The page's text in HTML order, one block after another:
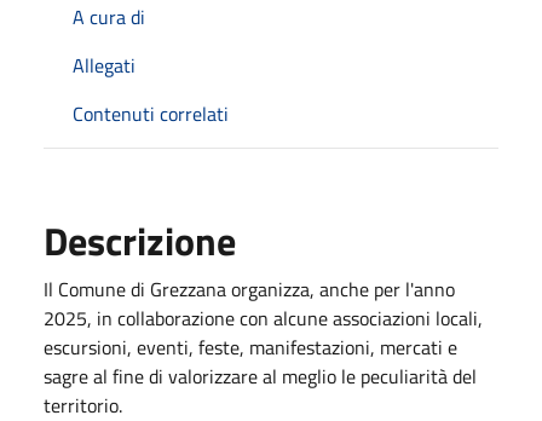
A cura di
Allegati
Contenuti correlati
Descrizione
Il Comune di Grezzana organizza, anche per l'anno
2025, in collaborazione con alcune associazioni locali,
escursioni, eventi, feste, manifestazioni, mercati e
sagre al fine di valorizzare al meglio le peculiarità del
territorio.